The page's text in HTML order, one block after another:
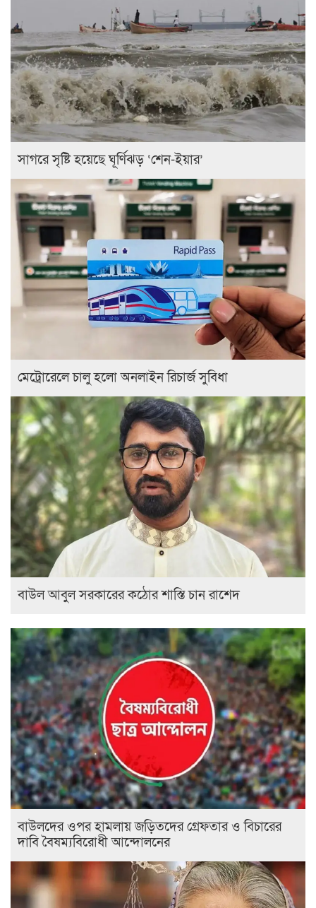
সাগরে সৃষ্টি হয়েছে ঘূর্ণিঝড় ‘শেন-ইয়ার’
মেট্রোরেলে চালু হলো অনলাইন রিচার্জ সুবিধা
বাউল আবুল সরকারের কঠোর শাস্তি চান রাশেদ
বাউলদের ওপর হামলায় জড়িতদের গ্রেফতার ও বিচারের
দাবি বৈষম্যবিরোধী আন্দোলনের